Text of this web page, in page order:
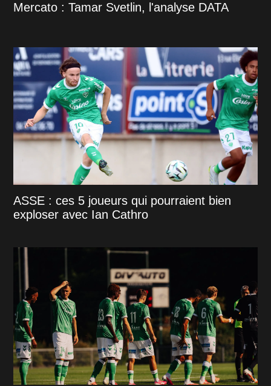
Mercato : Tamar Svetlin, l'analyse DATA
ASSE : ces 5 joueurs qui pourraient bien
exploser avec Ian Cathro